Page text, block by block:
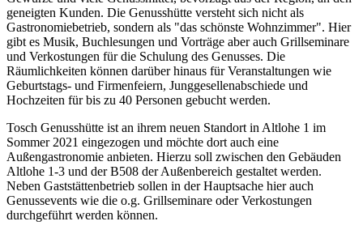
geneigten Kunden. Die Genusshütte versteht sich nicht als
Gastronomiebetrieb, sondern als "das schönste Wohnzimmer". Hier
gibt es Musik, Buchlesungen und Vorträge aber auch Grillseminare
und Verkostungen für die Schulung des Genusses. Die
Räumlichkeiten können darüber hinaus für Veranstaltungen wie
Geburtstags- und Firmenfeiern, Junggesellenabschiede und
Hochzeiten für bis zu 40 Personen gebucht werden.
Tosch Genusshütte ist an ihrem neuen Standort in Altlohe 1 im
Sommer 2021 eingezogen und möchte dort auch eine
Außengastronomie anbieten. Hierzu soll zwischen den Gebäuden
Altlohe 1-3 und der B508 der Außenbereich gestaltet werden.
Neben Gaststättenbetrieb sollen in der Hauptsache hier auch
Genussevents wie die o.g. Grillseminare oder Verkostungen
durchgeführt werden können.